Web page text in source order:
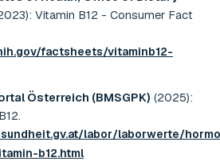
: Vitamin B12 - Consumer Fact
factsheets/vitaminb12-
Österreich (BMSGPK) (2025):
.
labor/laborwerte/
b12.html